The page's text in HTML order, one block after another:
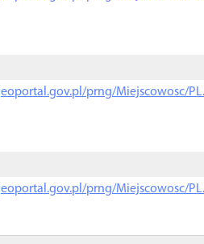
prng/Miejscowosc/
prng/Miejscowosc/